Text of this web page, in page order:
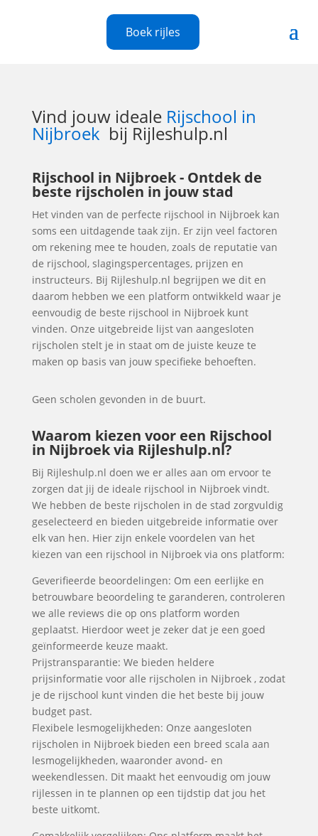
Boek rijles
Vind jouw ideale Rijschool in
Nijbroek bij Rijleshulp.nl
Rijschool in Nijbroek - Ontdek de
beste rijscholen in jouw stad
Het vinden van de perfecte rijschool in Nijbroek kan
soms een uitdagende taak zijn. Er zijn veel factoren
om rekening mee te houden, zoals de reputatie van
de rijschool, slagingspercentages, prijzen en
instructeurs. Bij Rijleshulp.nl begrijpen we dit en
daarom hebben we een platform ontwikkeld waar je
eenvoudig de beste rijschool in Nijbroek kunt
vinden. Onze uitgebreide lijst van aangesloten
rijscholen stelt je in staat om de juiste keuze te
maken op basis van jouw specifieke behoeften.
Geen scholen gevonden in de buurt.
Waarom kiezen voor een Rijschool
in Nijbroek via Rijleshulp.nl?
Bij Rijleshulp.nl doen we er alles aan om ervoor te
zorgen dat jij de ideale rijschool in Nijbroek vindt.
We hebben de beste rijscholen in de stad zorgvuldig
geselecteerd en bieden uitgebreide informatie over
elk van hen. Hier zijn enkele voordelen van het
kiezen van een rijschool in Nijbroek via ons platform:
Geverifieerde beoordelingen: Om een eerlijke en
betrouwbare beoordeling te garanderen, controleren
we alle reviews die op ons platform worden
geplaatst. Hierdoor weet je zeker dat je een goed
geïnformeerde keuze maakt.
Prijstransparantie: We bieden heldere
prijsinformatie voor alle rijscholen in Nijbroek , zodat
je de rijschool kunt vinden die het beste bij jouw
budget past.
Flexibele lesmogelijkheden: Onze aangesloten
rijscholen in Nijbroek bieden een breed scala aan
lesmogelijkheden, waaronder avond- en
weekendlessen. Dit maakt het eenvoudig om jouw
rijlessen in te plannen op een tijdstip dat jou het
beste uitkomt.